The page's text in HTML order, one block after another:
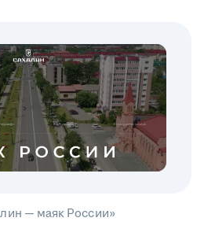
— маяк России»